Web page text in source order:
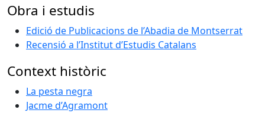
Obra i estudis
Edició de Publicacions de l’Abadia de Montserrat
Recensió a l’Institut d’Estudis Catalans
Context històric
La pesta negra
Jacme d’Agramont